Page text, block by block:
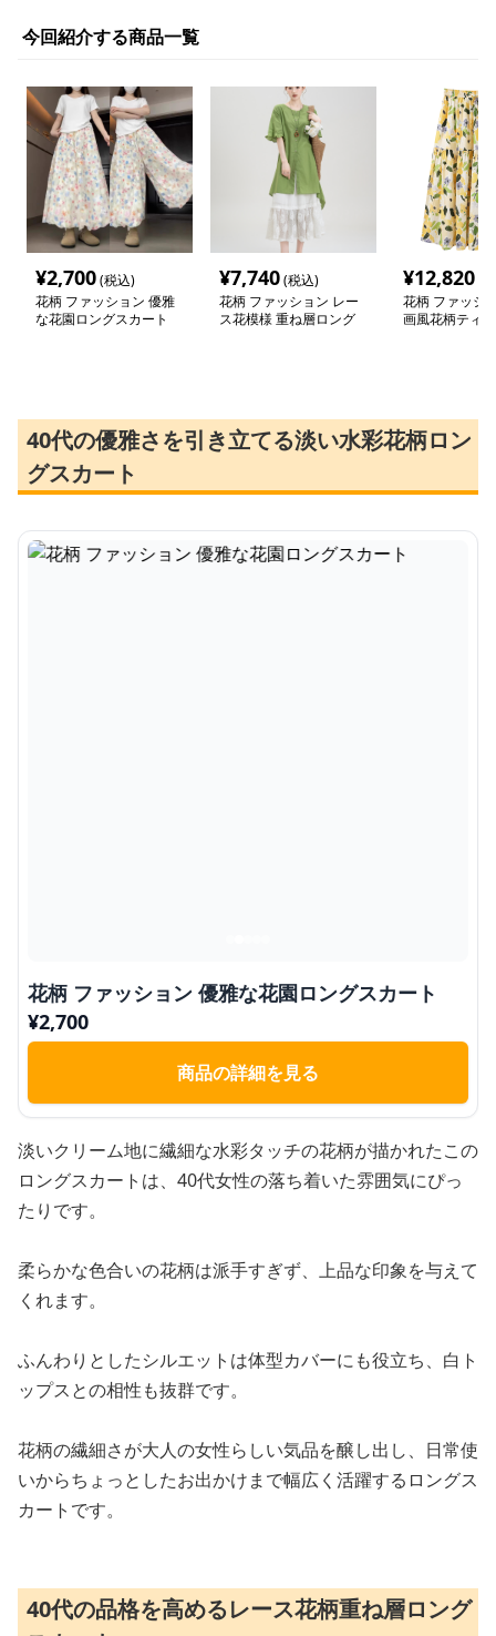
今回紹介する商品一覧
¥2,700(税込)
花柄 ファッション 優雅
な花園ロングスカート
¥7,740(税込)
花柄 ファッション レー
ス花模様 重ね層ロング
¥12,820
花柄 ファッシ
画風花柄ティ
40代の優雅さを引き立てる淡い水彩花柄ロン
グスカート
花柄 ファッション 優雅な花園ロングスカート
¥2,700
商品の詳細を見る
淡いクリーム地に繊細な水彩タッチの花柄が描かれたこの
ロングスカートは、40代女性の落ち着いた雰囲気にぴっ
たりです。
柔らかな色合いの花柄は派手すぎず、上品な印象を与えて
くれます。
ふんわりとしたシルエットは体型カバーにも役立ち、白ト
ップスとの相性も抜群です。
花柄の繊細さが大人の女性らしい気品を醸し出し、日常使
いからちょっとしたお出かけまで幅広く活躍するロングス
カートです。
40代の品格を高めるレース花柄重ね層ロング